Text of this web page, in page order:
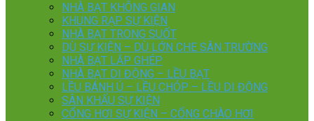
NHÀ BẠT KHÔNG GIAN
KHUNG RẠP SỰ KIỆN
NHÀ BẠT TRONG SUỐT
DÙ SỰ KIỆN – DÙ LỚN CHE SÂN TRƯỜNG
NHÀ BẠT LẮP GHÉP
NHÀ BẠT DI ĐỘNG – LỀU BẠT
LỀU BÁNH Ú – LỀU CHÓP – LỀU DI ĐỘNG
SÂN KHẤU SỰ KIỆN
CỔNG HƠI SỰ KIỆN – CỔNG CHÀO HƠI